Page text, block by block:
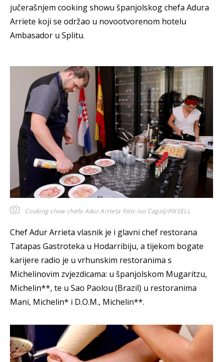
jučerašnjem cooking showu španjolskog chefa Adura
Arriete koji se održao u novootvorenom hotelu
Ambasador u Splitu.
Cooking show chefa Adur Arrieta foto: Ivo Cagalj/PIXSELL
Chef Adur Arrieta vlasnik je i glavni chef restorana
Tatapas Gastroteka u Hodarribiju, a tijekom bogate
karijere radio je u vrhunskim restoranima s
Michelinovim zvjezdicama: u španjolskom Mugaritzu,
Michelin**, te u Sao Paolou (Brazil) u restoranima
Mani, Michelin* i D.O.M., Michelin**.